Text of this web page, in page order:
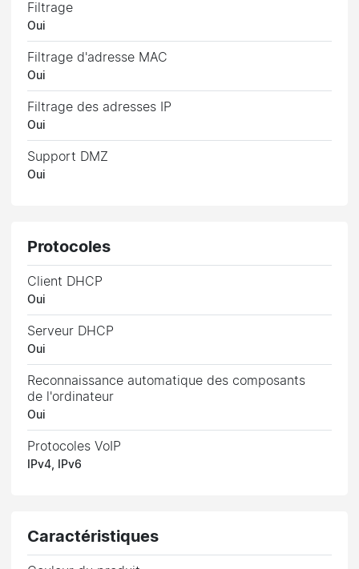
Filtrage
Oui
Filtrage d'adresse MAC
Oui
Filtrage des adresses IP
Oui
Support DMZ
Oui
Protocoles
Client DHCP
Oui
Serveur DHCP
Oui
Reconnaissance automatique des composants
de l'ordinateur
Oui
Protocoles VoIP
IPv4, IPv6
Caractéristiques